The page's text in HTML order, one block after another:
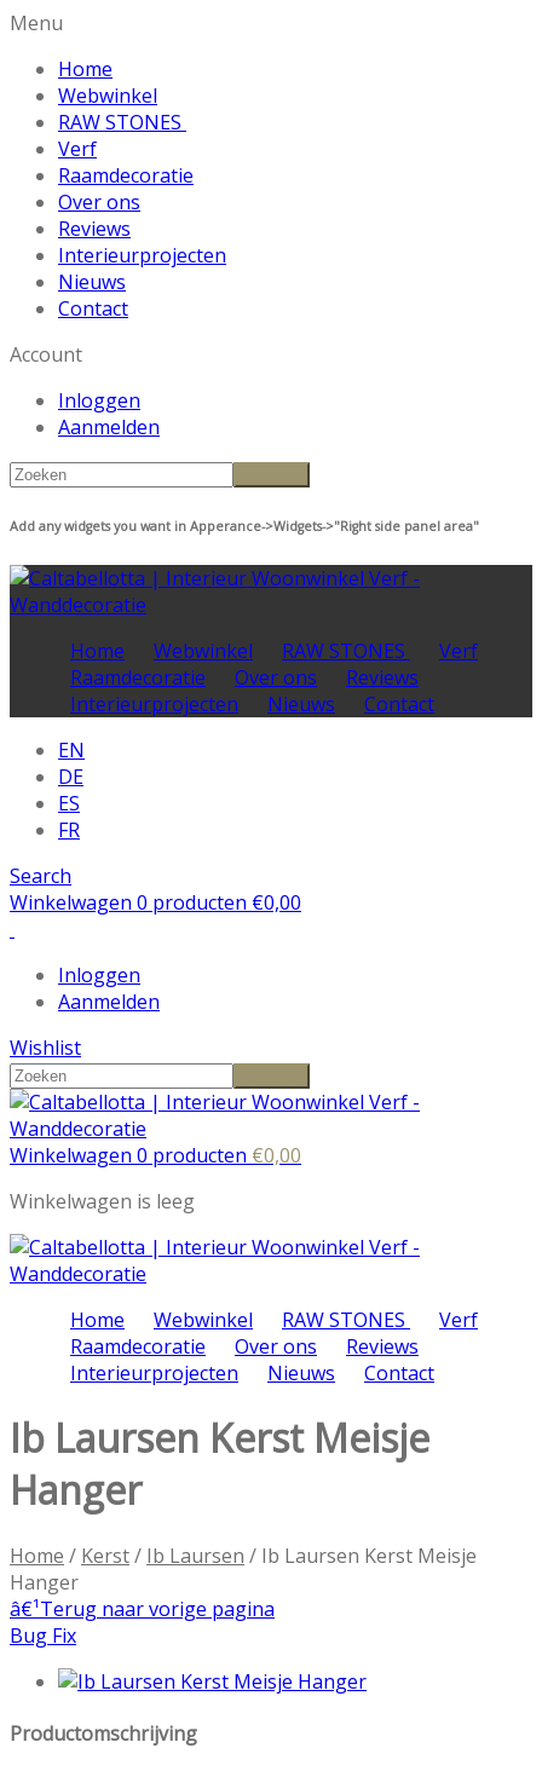
Menu
Home
Webwinkel
RAW STONES
Verf
Raamdecoratie
Over ons
Reviews
Interieurprojecten
Nieuws
Contact
Account
Inloggen
Aanmelden
Add any widgets you want in Apperance->Widgets->"Right side panel area"
Home Webwinkel RAW STONES
Verf
Raamdecoratie
Over ons
Reviews
Interieurprojecten
Nieuws
Contact
EN
DE
ES
FR
Search
Winkelwagen 0 producten €0,00
Inloggen
Aanmelden
Wishlist
Winkelwagen 0 producten €0,00
Winkelwagen is leeg
Home Webwinkel RAW STONES
Verf
Raamdecoratie
Over ons
Reviews
Interieurprojecten
Nieuws Contact
Ib Laursen Kerst Meisje
Hanger
Home / Kerst/ Ib Laursen / Ib Laursen Kerst Meisje
Hanger
â€¹Terug naar vorige pagina
Bug Fix
Productomschrijving